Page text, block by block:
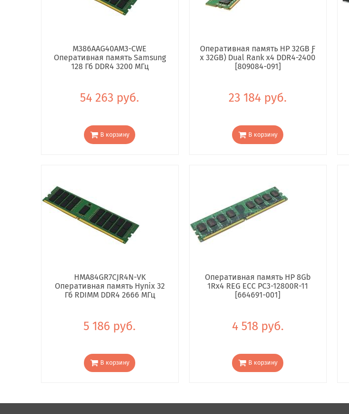
M386AAG40AM3-CWE
Оперативная память Samsung
128 Гб DDR4 3200 МГц
54 263 руб.
В корзину
Оперативная память HP 32GB Ƒ
x 32GB) Dual Rank x4 DDR4-2400
[809084-091]
23 184 руб.
В корзину
HMA84GR7CJR4N-VK
Оперативная память Hynix 32
Гб RDIMM DDR4 2666 МГц
5 186 руб.
В корзину
Оперативная память HP 8Gb
1Rx4 REG ECC PC3-12800R-11
[664691-001]
4 518 руб.
В корзину